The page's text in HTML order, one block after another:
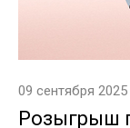
09 сентября 2025
Розыгрыш